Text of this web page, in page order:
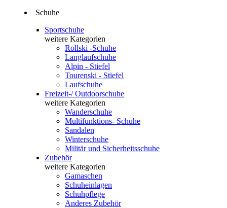
Schuhe
Sportschuhe
weitere Kategorien
Rollski -Schuhe
Langlaufschuhe
Alpin - Stiefel
Tourenski - Stiefel
Laufschuhe
Freizeit-/ Outdoorschuhe
weitere Kategorien
Wanderschuhe
Multifunktions- Schuhe
Sandalen
Winterschuhe
Militär und Sicherheitsschuhe
Zubehör
weitere Kategorien
Gamaschen
Schuheinlagen
Schuhpflege
Anderes Zubehör